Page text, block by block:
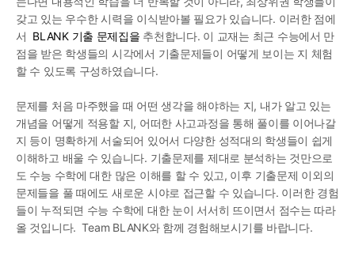
갖고 있는 우수한 시력을 이식받아볼 필요가 있습니다. 이러한 점에
서 BLANK 기출 문제집을 추천합니다. 이 교재는 최근 수능에서 만
점을 받은 학생들의 시각에서 기출문제들이 어떻게 보이는 지 체험
할 수 있도록 구성하였습니다.
문제를 처음 마주했을 때 어떤 생각을 해야하는 지, 내가 알고 있는
개념을 어떻게 적용할 지, 어떠한 사고과정을 통해 풀이를 이어나갈
지 등이 명확하게 서술되어 있어서 다양한 성적대의 학생들이 쉽게
이해하고 배울 수 있습니다. 기출문제를 제대로 분석하는 것만으로
도 수능 수학에 대한 많은 이해를 할 수 있고, 이후 기출문제 이외의
문제들을 풀 때에도 새로운 시야로 접근할 수 있습니다. 이러한 경험
들이 누적되면 수능 수학에 대한 눈이 서서히 뜨이면서 점수는 따라
올 것입니다.  Team BLANK와 함께 경험해보시기를 바랍니다.